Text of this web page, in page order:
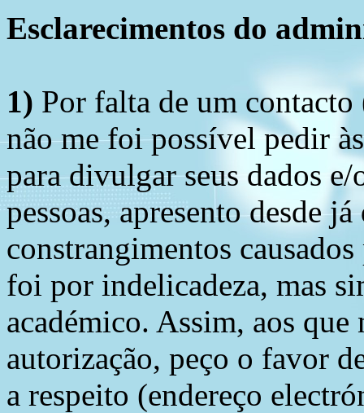
Esclarecimentos do
1) Por falta de um
não me foi possível pedir
para divulgar seus dados
pessoas, apresento desde
constrangimentos
foi por indelicadeza, mas
académico. Assim, aos
autorização, peço o favor
a respeito (endereço